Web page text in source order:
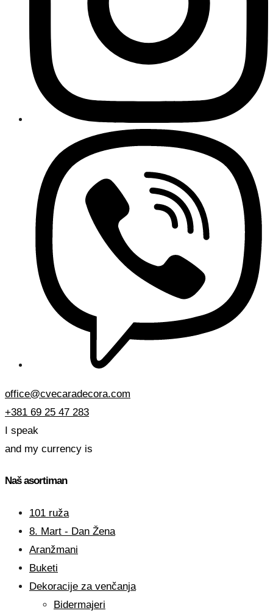
office@cvecaradecora.com
+381 69 25 47 283
I speak
and my currency is
Naš asortiman
101 ruža
8. Mart - Dan Žena
Aranžmani
Buketi
Dekoracije za venčanja
Bidermajeri